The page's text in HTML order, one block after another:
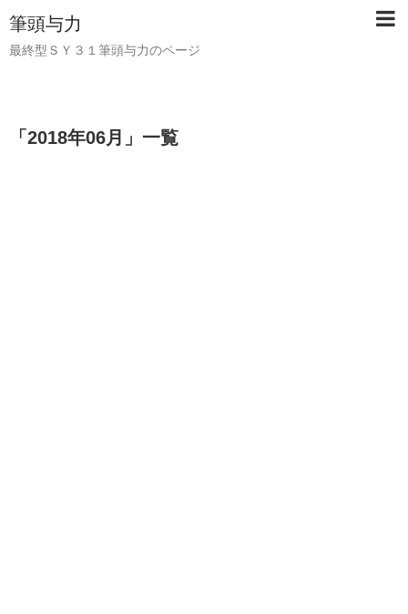
筆頭与力
最終型ＳＹ３１筆頭与力のページ
「 2018年06月 」 一覧